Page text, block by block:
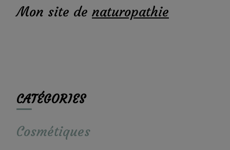
Mon site de naturopathie
CATÉGORIES
Cosmétiques